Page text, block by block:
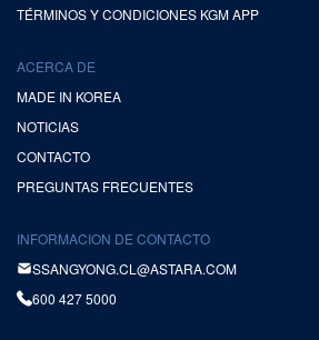
TÉRMINOS Y CONDICIONES KGM APP
ACERCA DE
MADE IN KOREA
NOTICIAS
CONTACTO
PREGUNTAS FRECUENTES
INFORMACION DE CONTACTO
SSANGYONG.CL@ASTARA.COM
600 427 5000